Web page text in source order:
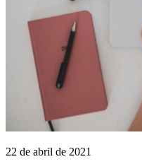
22 de abril de 2021